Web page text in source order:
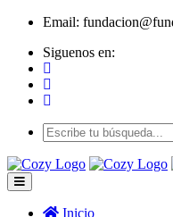
Email:
Siguenos en:
Inicio